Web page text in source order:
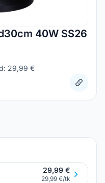
40W SS26
29,99 €
29,99 €
29,99 €/tk